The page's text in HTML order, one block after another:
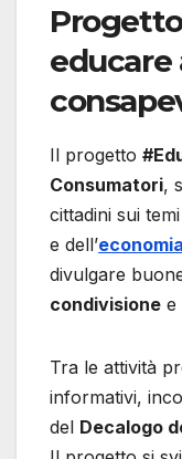
educare
Il progetto
Consumatori,
cittadini sui
e dell’
divulgare
condivisione e
Tra le attività
informativi,
del Decalogo